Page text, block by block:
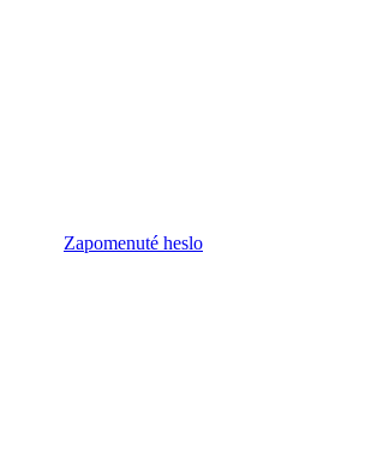
Zapomenuté heslo